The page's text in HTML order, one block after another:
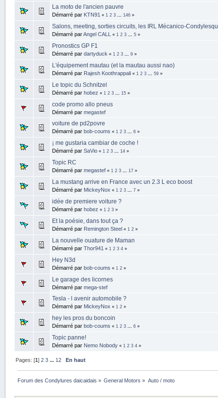
La moto de l'ancien pauvre
Démarré par KTN91 « 1 2 3 146»
Salons, meeting, sorties circuits, les IRL Mécanico-
Démarré parAngel CALL « 1 2 3 5»
Pronostics GP F1
Démarré par dartyduck « 1 2 3 9»
L'équipement mautau (et la mautau aussi nao)
Démarré par Rajesh Koothrappali « 1 2 3 59»
Le topic du Schnitzel
Démarré par hobez « 1 2 3 15»
code promo allo pneus
Démarré par megastef
voiture de pd2povre
Démarré par bob-coums « 1 2 3 6»
¡ me gustaria cambiar de coche !
Démarré par SaVio « 1 2 3 14»
Topic RC
Démarré par megastef « 1 2 3 17»
La mustang arrive en France avec un 2.3 L eco boost
Démarré par MickeyNox « 1 2 3 7»
idée de premiere voiture ?
Démarré par hobez « 1 2 3»
Et la poésie, dans tout ça ?
Démarré par Remington Steel « 1 2»
La nouvelle ouature de Maman
Démarré par Thor941 « 1 2 3 4»
Hey N3d
Démarré par bob-coums « 1 2»
Le garage des licornes
Démarré par mega-stef
Tesla - l avenir automobile ?
Démarré par MickeyNox « 1 2»
hey les pros du boncoin
Démarré par bob-coums « 1 2 3 6»
Topic panne!
Démarré par Nemo Nobody « 1 2 3 4»
Pages: [1]2 3 ... 12 En haut
Forum des Condylures daicaidais » General Motors » Auto / moto